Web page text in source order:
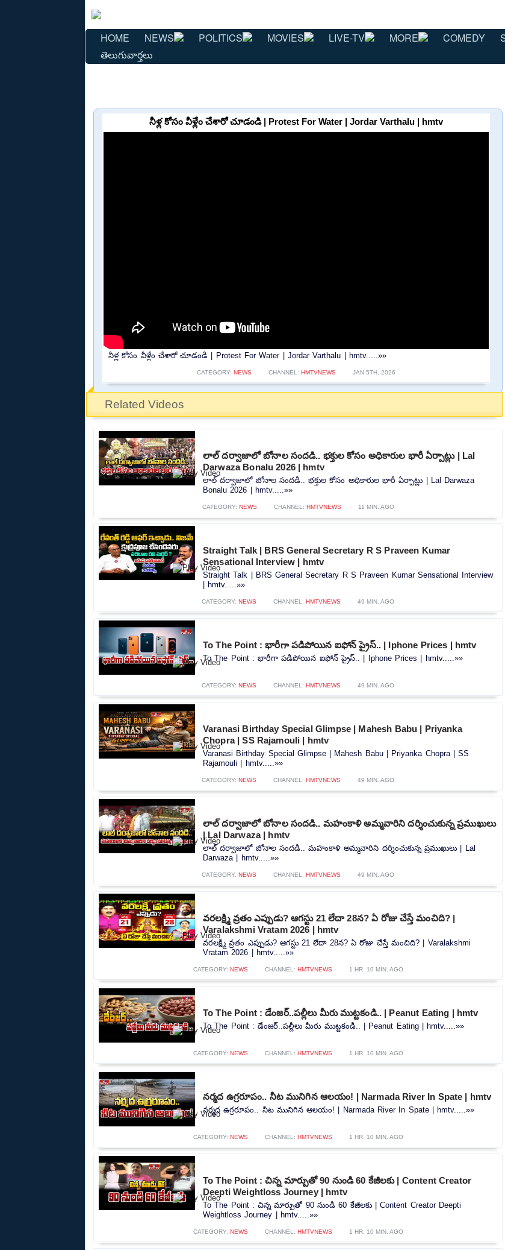
HOME NEWS POLITICS MOVIES LIVE-TV MORE COMEDY
తెలుగువార్తలు
నీళ్ల కోసం వీళ్లేం చేశారో చూడండి | Protest For Water | Jordar Varthalu | hmtv
నీళ్ల కోసం వీళ్లేం చేశారో చూడండి | Protest For Water | Jordar Varthalu | hmtv.....»»
CATEGORY: NEWS CHANNEL: HMTVNEWS JAN 5TH, 2026
Related Videos
లాల్ దర్వాజాలో బోనాల సందడి.. భక్తుల కోసం అధికారుల భారీ ఏర్పాట్లు | Lal
Darwaza Bonalu 2026 | hmtv
లాల్ దర్వాజాలో బోనాల సందడి.. భక్తుల కోసం అధికారుల భారీ ఏర్పాట్లు | Lal Darwaza
Bonalu 2026 | hmtv.....»»
CATEGORY: NEWS CHANNEL: HMTVNEWS 11 MIN. AGO
Straight Talk | BRS General Secretary R S Praveen Kumar
Sensational Interview | hmtv
Straight Talk | BRS General Secretary R S Praveen Kumar Sensational Interview
| hmtv.....»»
CATEGORY: NEWS CHANNEL: HMTVNEWS 49 MIN. AGO
To The Point : భారీగా పడిపోయిన ఐఫోన్ ప్రైస్.. | Iphone Prices | hmtv
To The Point : భారీగా పడిపోయిన ఐఫోన్ ప్రైస్.. | Iphone Prices | hmtv.....»»
CATEGORY: NEWS CHANNEL: HMTVNEWS 49 MIN. AGO
Varanasi Birthday Special Glimpse | Mahesh Babu | Priyanka
Chopra | SS Rajamouli | hmtv
Varanasi Birthday Special Glimpse | Mahesh Babu | Priyanka Chopra | SS
Rajamouli | hmtv.....»»
CATEGORY: NEWS CHANNEL: HMTVNEWS 49 MIN. AGO
లాల్ దర్వాజాలో బోనాల సందడి.. మహంకాళి అమ్మవారిని దర్శించుకున్న ప్రముఖులు
| Lal Darwaza | hmtv
లాల్ దర్వాజాలో బోనాల సందడి.. మహంకాళి అమ్మవారిని దర్శించుకున్న ప్రముఖులు | Lal
Darwaza | hmtv.....»»
CATEGORY: NEWS CHANNEL: HMTVNEWS 49 MIN. AGO
వరలక్ష్మి వ్రతం ఎప్పుడు? ఆగస్టు 21 లేదా 28న? ఏ రోజు చేస్తే మంచిది? |
Varalakshmi Vratam 2026 | hmtv
వరలక్ష్మి వ్రతం ఎప్పుడు? ఆగస్టు 21 లేదా 28న? ఏ రోజు చేస్తే మంచిది? | Varalakshmi
Vratam 2026 | hmtv.....»»
CATEGORY: NEWS CHANNEL: HMTVNEWS 1 HR. 10 MIN. AGO
To The Point : డేంజర్..పల్లీలు మీరు ముట్టకండి.. | Peanut Eating | hmtv
To The Point : డేంజర్..పల్లీలు మీరు ముట్టకండి.. | Peanut Eating | hmtv.....»»
CATEGORY: NEWS CHANNEL: HMTVNEWS 1 HR. 10 MIN. AGO
నర్మద ఉగ్రరూపం.. నీట మునిగిన ఆలయం! | Narmada River In Spate | hmtv
నర్మద ఉగ్రరూపం.. నీట మునిగిన ఆలయం! | Narmada River In Spate | hmtv.....»»
CATEGORY: NEWS CHANNEL: HMTVNEWS 1 HR. 10 MIN. AGO
To The Point : చిన్న మార్పుతో 90 నుండి 60 కేజీలకు | Content Creator
Deepti Weightloss Journey | hmtv
To The Point : చిన్న మార్పుతో 90 నుండి 60 కేజీలకు | Content Creator Deepti
Weightloss Journey | hmtv.....»»
CATEGORY: NEWS CHANNEL: HMTVNEWS 1 HR. 10 MIN. AGO